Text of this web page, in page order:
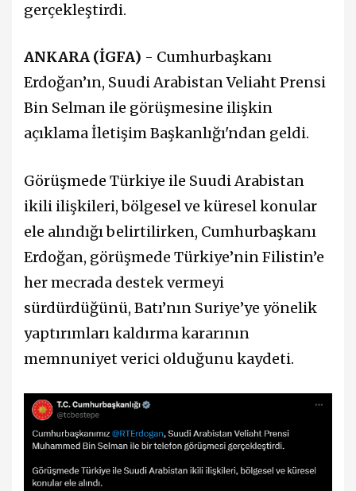
gerçekleştirdi.
ANKARA (İGFA) - Cumhurbaşkanı
Erdoğan’ın, Suudi Arabistan Veliaht Prensi
Bin Selman ile görüşmesine ilişkin
açıklama İletişim Başkanlığı'ndan geldi.
Görüşmede Türkiye ile Suudi Arabistan
ikili ilişkileri, bölgesel ve küresel konular
ele alındığı belirtilirken, Cumhurbaşkanı
Erdoğan, görüşmede Türkiye’nin Filistin’e
her mecrada destek vermeyi
sürdürdüğünü, Batı’nın Suriye’ye yönelik
yaptırımları kaldırma kararının
memnuniyet verici olduğunu kaydeti.